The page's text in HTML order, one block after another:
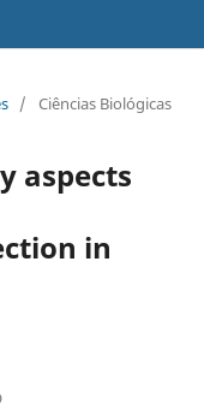
/ Ciências Biológicas
aspects
in